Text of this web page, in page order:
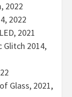
2022
2022
2021
Glitch 2014,
Glass, 2021,